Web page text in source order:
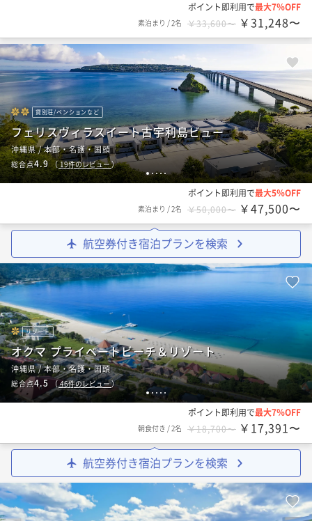
ポイント即利用で最大7％OFF
素泊まり /2名 ￥33,600〜 ￥31,248〜
12345
貸別荘/ペンションなど
フェリスヴィラスイート古宇利島ビュー
沖縄県 / 本部・名護・国頭
総合点4.9（19件のレビュー）
ポイント即利用で最大5％OFF
素泊まり /2名 ￥50,000〜 ￥47,500〜
航空券付き宿泊プランを検索
12 3 4 5
リゾート
オクマ プライベートビーチ＆リゾート
沖縄県 / 本部・名護・国頭
総合点4.5 （46件のレビュー）
ポイント即利用で最大7％OFF
朝食付き /2名 ￥18,700〜 ￥17,391〜
航空券付き宿泊プランを検索